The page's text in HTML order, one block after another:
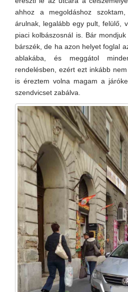
ahhoz a megoldáshoz
árulnak, legalább egy pult, felülő,
piaci kolbászosnál is. Bár
bárszék, de ha azon helyet foglal
ablakába, és meggátol
rendelésben, ezért ezt inkább
is éreztem volna magam a
szendvicset zabálva.